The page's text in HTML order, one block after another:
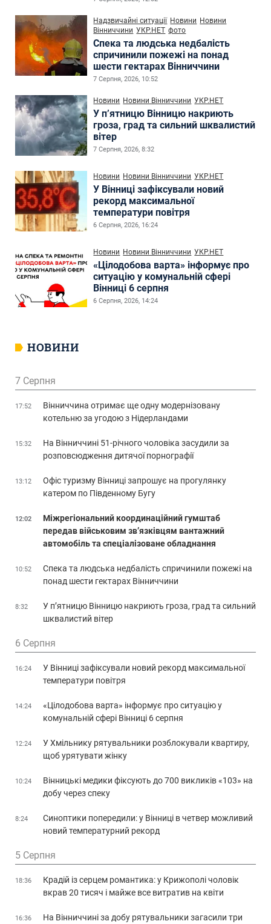
Надзвичайні ситуації Новини Новини
Вінниччини УКР.НЕТ фото
Спека та людська недбалість
спричинили пожежі на понад
шести гектарах Вінниччини
7 Серпня, 2026, 10:52
Новини Новини Вінниччини УКР.НЕТ
У п’ятницю Вінницю накриють
гроза, град та сильний шквалистий
вітер
7 Серпня, 2026, 8:32
Новини Новини Вінниччини УКР.НЕТ
У Вінниці зафіксували новий
рекорд максимальної
температури повітря
6 Серпня, 2026, 16:24
Новини Новини Вінниччини УКР.НЕТ
«Цілодобова варта» інформує про
ситуацію у комунальній сфері
Вінниці 6 серпня
6 Серпня, 2026, 14:24
НОВИНИ
7 Серпня
17:52
Вінниччина отримає ще одну модернізовану
котельню за угодою з Нідерландами
15:32
На Вінниччині 51-річного чоловіка засудили за
розповсюдження дитячої порнографії
13:12
Офіс туризму Вінниці запрошує на прогулянку
катером по Південному Бугу
12:02
Міжрегіональний координаційний гумштаб
передав військовим зв’язківцям вантажний
автомобіль та спеціалізоване обладнання
10:52
Спека та людська недбалість спричинили пожежі на
понад шести гектарах Вінниччини
8:32
У п’ятницю Вінницю накриють гроза, град та сильний
шквалистий вітер
6 Серпня
16:24
У Вінниці зафіксували новий рекорд максимальної
температури повітря
14:24
«Цілодобова варта» інформує про ситуацію у
комунальній сфері Вінниці 6 серпня
12:24
У Хмільнику рятувальники розблокували квартиру,
щоб урятувати жінку
10:24
Вінницькі медики фіксують до 700 викликів «103» на
добу через спеку
8:24
Синоптики попередили: у Вінниці в четвер можливий
новий температурний рекорд
5 Серпня
18:36
Крадій із серцем романтика: у Крижополі чоловік
вкрав 20 тисяч і майже все витратив на квіти
16:36
На Вінниччині за добу рятувальники загасили три